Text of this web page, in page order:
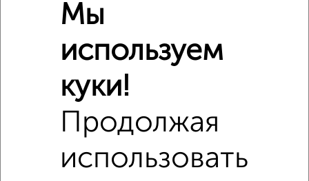
Мы
используем
куки!
Продолжая
использовать